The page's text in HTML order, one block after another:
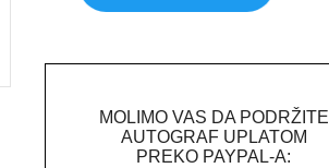
MOLIMO VAS DA PODRŽITE
AUTOGRAF UPLATOM
PREKO PAYPAL-A: